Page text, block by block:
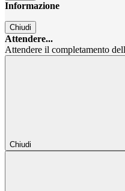
Informazione
Chiudi
Attendere...
Attendere il completamento
Chiudi